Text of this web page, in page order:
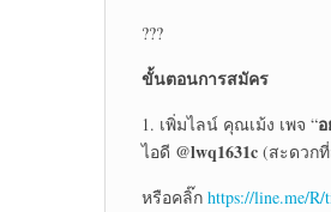
???
ขั้นตอนการสมัคร
1. เพิ่มไลน์ คุณเม้ง เพจ “
ไอดี @lwq1631c (สะดวก
หรือคลิ๊ก https://line.me/